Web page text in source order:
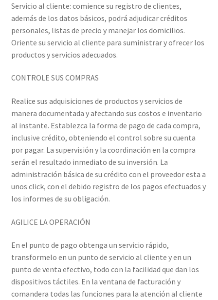
Servicio al cliente: comience su registro de clientes,
además de los datos básicos, podrá adjudicar créditos
personales, listas de precio y manejar los domicilios.
Oriente su servicio al cliente para suministrar y ofrecer los
productos y servicios adecuados.
CONTROLE SUS COMPRAS
Realice sus adquisiciones de productos y servicios de
manera documentada y afectando sus costos e inventario
al instante. Establezca la forma de pago de cada compra,
inclusive crédito, obteniendo el control sobre su cuenta
por pagar. La supervisión y la coordinación en la compra
serán el resultado inmediato de su inversión. La
administración básica de su crédito con el proveedor esta a
unos click, con el debido registro de los pagos efectuados y
los informes de su obligación.
AGILICE LA OPERACIÓN
En el punto de pago obtenga un servicio rápido,
transformelo en un punto de servicio al cliente y en un
punto de venta efectivo, todo con la facilidad que dan los
dispositivos táctiles. En la ventana de facturación y
comandera todas las funciones para la atención al cliente